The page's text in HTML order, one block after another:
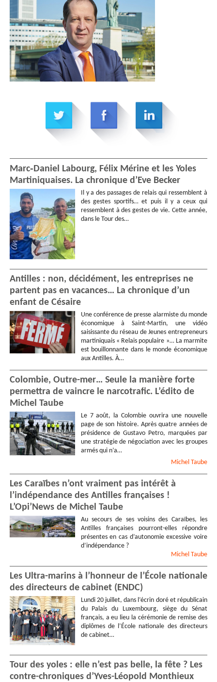
Marc‑Daniel Labourg, Félix Mérine et les Yoles
Martiniquaises. La chronique d’Eve Becker
Il y a des passages de relais qui ressemblent à
des gestes sportifs… et puis il y a ceux qui
ressemblent à des gestes de vie. Cette année,
dans le Tour des…
Antilles : non, décidément, les entreprises ne
partent pas en vacances… La chronique d’un
enfant de Césaire
Une conférence de presse alarmiste du monde
économique à Saint-Martin, une vidéo
saisissante du réseau de Jeunes entrepreneurs
martiniquais « Relais populaire »… La marmite
est bouillonnante dans le monde économique
aux Antilles. À…
Colombie, Outre-mer… Seule la manière forte
permettra de vaincre le narcotrafic. L’édito de
Michel Taube
Le 7 août, la Colombie ouvrira une nouvelle
page de son histoire. Après quatre années de
présidence de Gustavo Petro, marquées par
une stratégie de négociation avec les groupes
armés qui n’a…
Michel Taube
Les Caraïbes n’ont vraiment pas intérêt à
l’indépendance des Antilles françaises !
L’Opi’News de Michel Taube
Au secours de ses voisins des Caraïbes, les
Antilles françaises pourront-elles répondre
présentes en cas d’autonomie excessive voire
d’indépendance ?
Michel Taube
Les Ultra-marins à l’honneur de l’École nationale
des directeurs de cabinet (ENDC)
Lundi 20 juillet, dans l’écrin doré et républicain
du Palais du Luxembourg, siège du Sénat
français, a eu lieu la cérémonie de remise des
diplômes de l’École nationale des directeurs
de cabinet…
Tour des yoles : elle n’est pas belle, la fête ? Les
contre-chroniques d’Yves-Léopold Monthieux